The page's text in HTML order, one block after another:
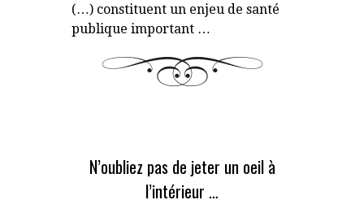
(…) constituent un enjeu de santé
publique important …
N’oubliez pas de jeter un oeil à
l’intérieur …